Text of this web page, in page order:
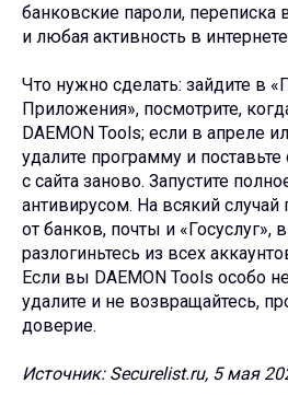
банковские пароли, переписка
и любая активность в
Что нужно сделать: зайдите в
Приложения», посмотрите,
DAEMON Tools; если в апреле
удалите программу и
с сайта заново. Запустите
антивирусом. На всякий случай
от банков, почты и «Госуслуг»,
разлогиньтесь из всех
Если вы DAEMON Tools особо
удалите и не возвращайтесь,
доверие.
Источник: Securelist.ru, 5 мая